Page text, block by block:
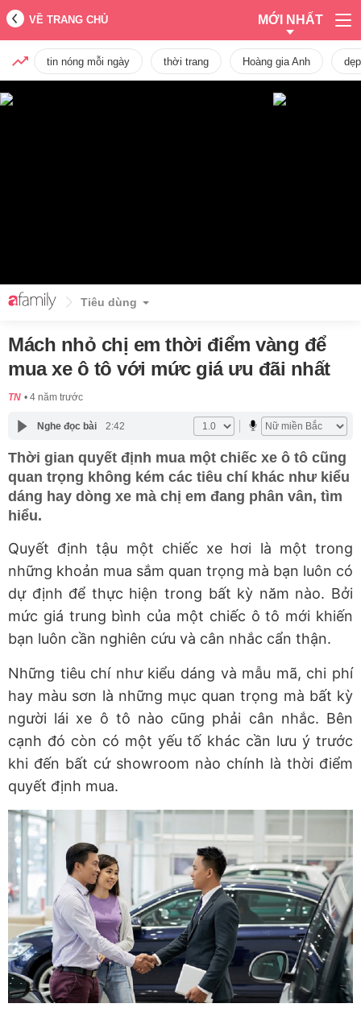
VỀ TRANG CHỦ MỚI NHẤT
tin nóng mỗi ngày thời trang Hoàng gia Anh dẹp
Tiêu dùng
Mách nhỏ chị em thời điểm vàng để
mua xe ô tô với mức giá ưu đãi nhất
TN 4 năm trước
Nghe đọc bài 2:42
Thời gian quyết định mua một chiếc xe ô tô cũng
quan trọng không kém các tiêu chí khác như kiểu
dáng hay dòng xe mà chị em đang phân vân, tìm
hiểu.
Quyết định tậu một chiếc xe hơi là một trong
những khoản mua sắm quan trọng mà bạn luôn có
dự định để thực hiện trong bất kỳ năm nào. Bởi
mức giá trung bình của một chiếc ô tô mới khiến
bạn luôn cần nghiên cứu và cân nhắc cẩn thận.
Những tiêu chí như kiểu dáng và mẫu mã, chi phí
hay màu sơn là những mục quan trọng mà bất kỳ
người lái xe ô tô nào cũng phải cân nhắc. Bên
cạnh đó còn có một yếu tố khác cần lưu ý trước
khi đến bất cứ showroom nào chính là thời điểm
quyết định mua.